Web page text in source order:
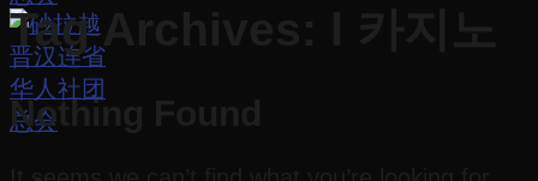
Tag Archives:
Nothing Found